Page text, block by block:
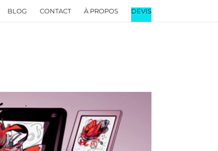
BLOG CONTACT À PROPOS DEVIS